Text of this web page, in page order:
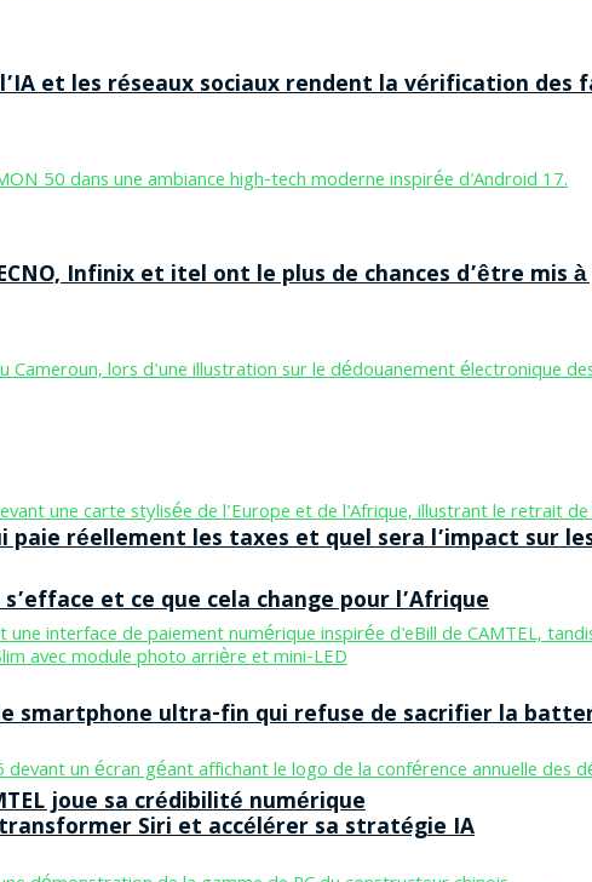
et les réseaux sociaux rendent la vérification des
Infinix et itel ont le plus de chances d’être mis
paie réellement les taxes et quel sera l’impact sur
joue sa crédibilité numérique
et ce que cela change pour l’Afrique
le smartphone ultra-fin qui refuse de sacrifier la
transformer Siri et accélérer sa stratégie IA